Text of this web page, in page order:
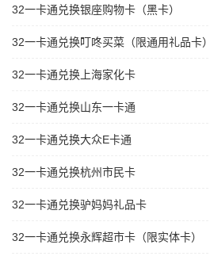
32一卡通兑换银座购物卡（黑卡）
32一卡通兑换叮咚买菜（限通用礼品卡）
32一卡通兑换上海家化卡
32一卡通兑换山东一卡通
32一卡通兑换大众E卡通
32一卡通兑换杭州市民卡
32一卡通兑换驴妈妈礼品卡
32一卡通兑换永辉超市卡（限实体卡）